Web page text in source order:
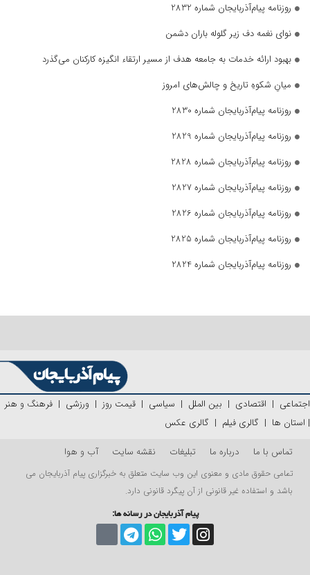
روزنامه پیام‌آذربایجان شماره 2832
نوای نغمه دف زیر گلوله باران دشمن
بهبود ارائه خدمات به جامعه هدف از مسیر ارتقاء انگیزه کارکنان می‌گذرد
میانِ شکوهِ تاریخ و چالش‌های امروز
روزنامه پیام‌آذربایجان شماره 2830
روزنامه پیام‌آذربایجان شماره 2829
روزنامه پیام‌آذربایجان شماره 2828
روزنامه پیام‌آذربایجان شماره 2827
روزنامه پیام‌آذربایجان شماره 2826
روزنامه پیام‌آذربایجان شماره 2825
روزنامه پیام‌آذربایجان شماره 2824
اجتماعی | اقتصادی | بین الملل | سیاسی | قیمت روز | ورزشی | فرهنگ و هنر
| استان ها | گالری فیلم | گالری عکس
تماس با ما
درباره ما تبلیغات نقشه سایت آب و هوا
تمامی حقوق مادی و معنوی این وب سایت متعلق به خبرگزاری پیام آذربایجان می
باشد و استفاده غیر قانونی از آن پیگرد قانونی دارد.
پیام آذربایجان در رسانه ها: